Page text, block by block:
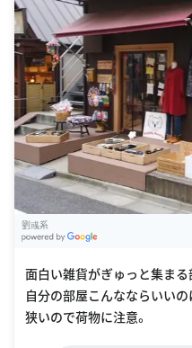
劉彧系
面白い雑貨がぎゅっと集まる
自分の部屋こんなならいいの
狭いので荷物に注意。